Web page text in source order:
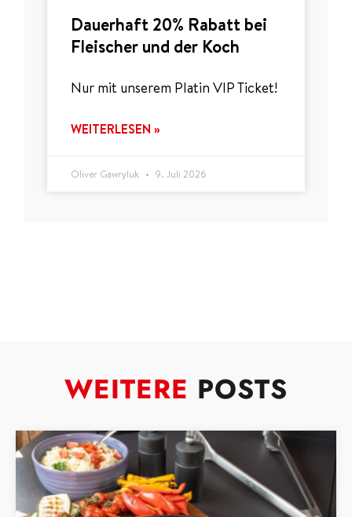
Dauerhaft 20% Rabatt bei
Fleischer und der Koch
Nur mit unserem Platin VIP Ticket!
WEITERLESEN »
Oliver Gawryluk 9. Juli 2026
WEITERE POSTS